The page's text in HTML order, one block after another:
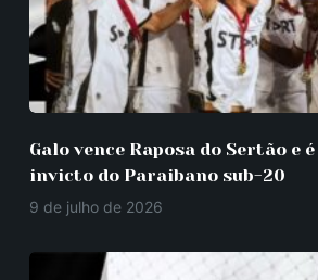
Galo vence Raposa do Sertão e
invicto do Paraibano sub-20
9 de julho de 2026